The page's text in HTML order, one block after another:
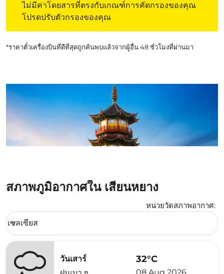
ไม่มีค่าโดยสารที่ตรงกับเกณฑ์การคัดกรองของคุณ
โปรดปรับตัวกรองของคุณ
*ราคาตั๋วเครื่องบินที่ดีที่สุดถูกค้นพบแล้วจากผู้อื่น 48 ชั่วโมงที่ผ่านมา
สภาพภูมิอากาศใน เสียนหยาง
หน่วยวัดสภาพอากาศ:
Weather unit option เซลเซียส Selected
เซลเซียส
keyboard_arrow_down
วันเสาร์
32°C
08 Aug 2026